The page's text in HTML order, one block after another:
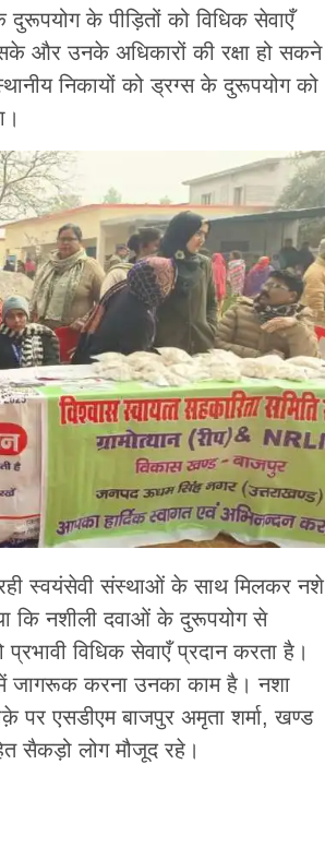
दुरूपयोग के पीड़ितों को विधिक सेवाएँ
और उनके अधिकारों की रक्षा हो सकने
निकायों को ड्रग्स के दुरूपयोग को
स्वयंसेवी संस्थाओं के साथ मिलकर नशे
कि नशीली दवाओं के दुरूपयोग से
विधिक सेवाएँ प्रदान करता है।
जागरूक करना उनका काम है। नशा
पर एसडीएम बाजपुर अमृता शर्मा, खण्ड
सैकड़ो लोग मौजूद रहे।